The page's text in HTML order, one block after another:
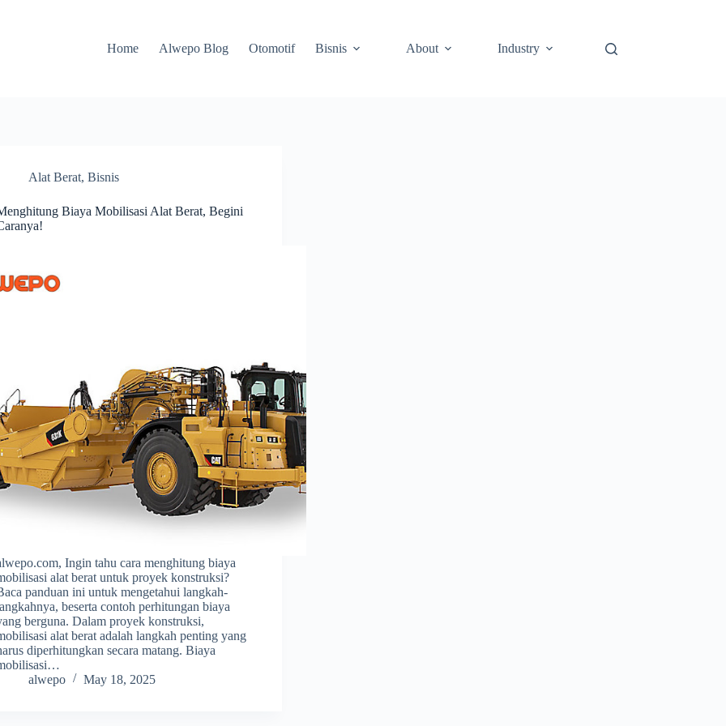
Home
Alwepo Blog Otomotif Bisnis About Industry
Alat Berat,Bisnis
Biaya Mobilisasi Alat Berat, Begini
Ingin tahu cara menghitung biaya
alat berat untuk proyek konstruksi?
panduan ini untuk mengetahui langkah-
beserta contoh perhitungan biaya
berguna. Dalam proyek konstruksi,
alat berat adalah langkah penting yang
diperhitungkan secara matang. Biaya
alwepo
May 18, 2025